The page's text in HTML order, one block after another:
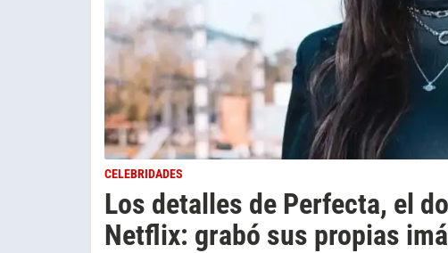
CELEBRIDADES
Los detalles de Perfecta, el
Netflix: grabó sus propias